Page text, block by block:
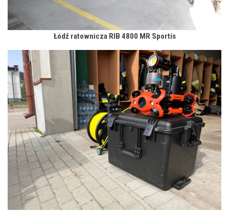
Łódź ratownicza RIB 4800 MR Sportis